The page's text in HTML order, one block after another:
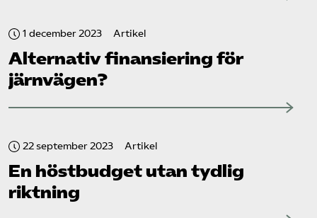
1 december 2023 Artikel
Alternativ finansiering för
järnvägen?
22 september 2023 Artikel
En höstbudget utan tydlig
riktning